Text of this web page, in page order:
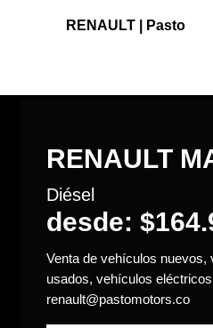
RENAULT | Pasto
RENAULT
Diésel
desde:
Venta de vehículos nuevos,
usados, vehículos
renault@pastomotors.co